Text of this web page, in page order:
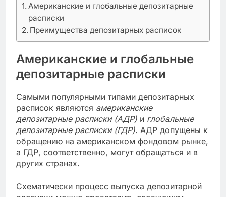
Американские и глобальные депозитарные
расписки
Преимущества депозитарных расписок
Американские и глобальные
депозитарные расписки
Самыми популярными типами депозитарных
расписок являются американские
депозитарные расписки (АДР) и глобальные
депозитарные расписки (ГДР). АДР допущены к
обращению на американском фондовом рынке,
а ГДР, соответственно, могут обращаться и в
других странах.
Схематически процесс выпуска депозитарной